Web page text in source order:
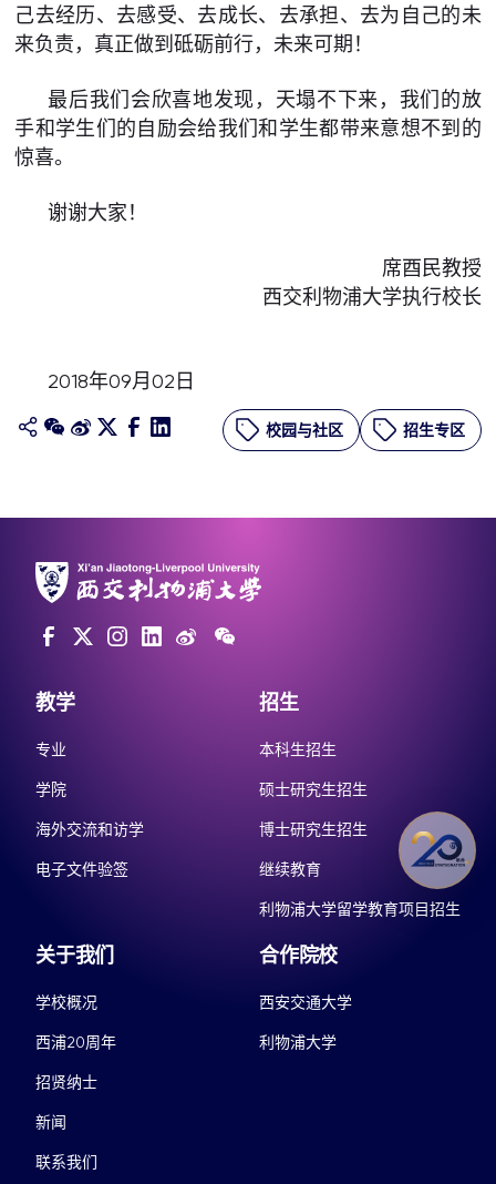
己去经历、去感受、去成长、去承担、去为自己的未
来负责，真正做到砥砺前行，未来可期！
最后我们会欣喜地发现，天塌不下来，我们的放
手和学生们的自励会给我们和学生都带来意想不到的
惊喜。
谢谢大家！
席酉民教授
西交利物浦大学执行校长
2018年09月02日
校园与社区 招生专区
教学
专业
学院
海外交流和访学
电子文件验签
招生
本科生招生
硕士研究生招生
博士研究生招生
继续教育
利物浦大学留学教育项目招生
关于我们
学校概况
西浦20周年
招贤纳士
新闻
联系我们
合作院校
西安交通大学
利物浦大学